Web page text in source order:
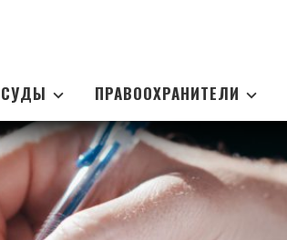
СУДЫ ПРАВООХРАНИТЕЛИ